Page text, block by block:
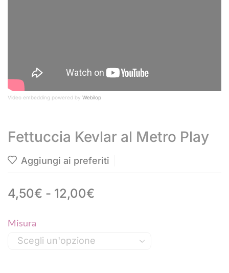
Video embedding powered by Webilop
Fettuccia Kevlar al Metro Play
Aggiungi ai preferiti
4,50€ - 12,00€
Misura